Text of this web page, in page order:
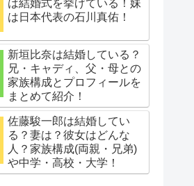
は結婚式を挙げている！妹
は日本代表の石川真佑！
新垣比奈は結婚している？
兄・キャディ、父・母との
家族構成とプロフィールを
まとめて紹介！
佐藤駿一郎は結婚してい
る？妻は？彼女はどんな
人？家族構成(両親・兄弟)
や中学・高校・大学！